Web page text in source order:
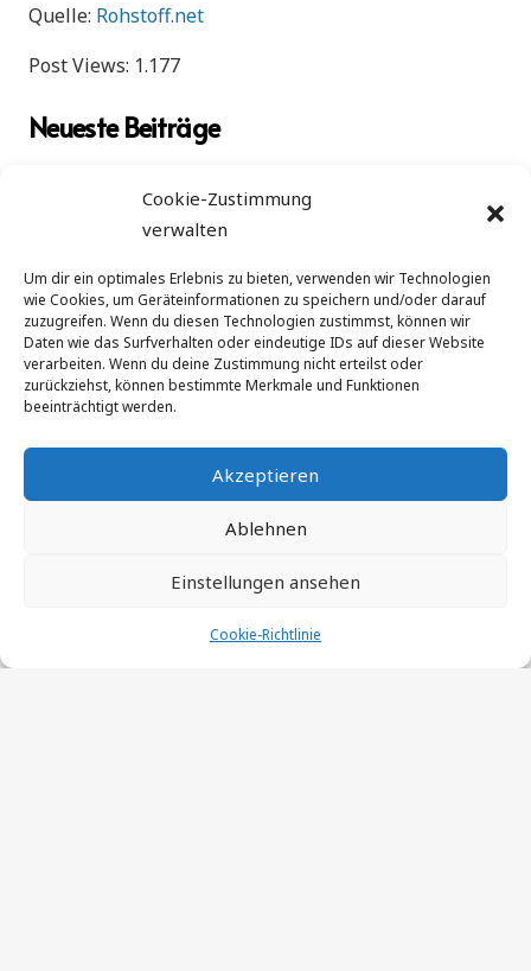
Cookie-Zustimmung
verwalten
Um dir ein optimales Erlebnis zu bieten, verwenden wir Technologien
wie Cookies, um Geräteinformationen zu speichern und/oder darauf
zuzugreifen. Wenn du diesen Technologien zustimmst, können wir
Daten wie das Surfverhalten oder eindeutige IDs auf dieser Website
verarbeiten. Wenn du deine Zustimmung nicht erteilst oder
zurückziehst, können bestimmte Merkmale und Funktionen
beeinträchtigt werden.
Akzeptieren
Ablehnen
Einstellungen ansehen
Cookie-Richtlinie
Quelle: Rohstoff.net
Post Views: 1.177
Neueste Beiträge
Sachwerte den Takt angeben
ethischem Gold und Papiergold
Gold im globalen Beben: Warum Edelmetalle die
neuen Sicherheitsanker sind
Immobilien, Infrastruktur und Steuerfallen: Wie
alternative Anlagen in Deutschland wirklich wirken